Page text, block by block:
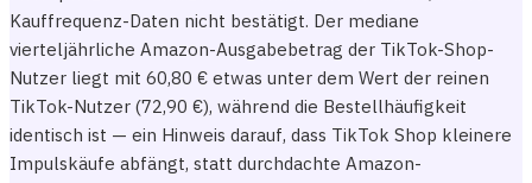
Kauffrequenz-Daten nicht bestätigt. Der mediane
vierteljährliche Amazon-Ausgabebetrag der TikTok-Shop-
Nutzer liegt mit 60,80 € etwas unter dem Wert der reinen
TikTok-Nutzer (72,90 €), während die Bestellhäufigkeit
identisch ist — ein Hinweis darauf, dass TikTok Shop kleinere
Impulskäufe abfängt, statt durchdachte Amazon-